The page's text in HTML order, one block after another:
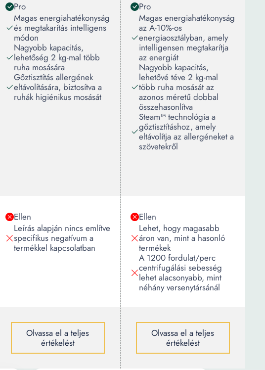
Pro
Magas energiahatékonyság
és megtakarítás intelligens
módon
Nagyobb kapacitás,
lehetőség 2 kg-mal több
ruha mosására
Gőztisztítás allergének
eltávolítására, biztosítva a
ruhák higiénikus mosását
Ellen
Leírás alapján nincs említve
specifikus negatívum a
termékkel kapcsolatban
Olvassa el a teljes
értékelést
Pro
Magas energiahatékonyság
az A-10%-os
energiaosztályban, amely
intelligensen megtakarítja
az energiát
Nagyobb kapacitás,
lehetővé téve 2 kg-mal
több ruha mosását az
azonos méretű dobbal
összehasonlítva
Steam™ technológia a
gőztisztításhoz, amely
eltávolítja az allergéneket a
szövetekről
Ellen
Lehet, hogy magasabb
áron van, mint a hasonló
termékek
A 1200 fordulat/perc
centrifugálási sebesség
lehet alacsonyabb, mint
néhány versenytársánál
Olvassa el a teljes
értékelést